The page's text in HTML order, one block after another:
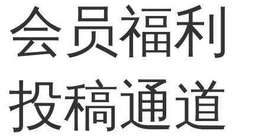
会员福利
投稿通道